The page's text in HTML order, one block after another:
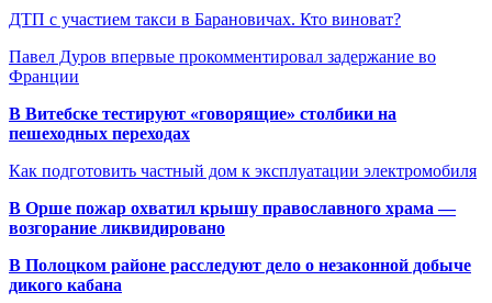
ДТП с участием такси в Барановичах. Кто виноват?
Павел Дуров впервые прокомментировал задержание во
Франции
В Витебске тестируют «говорящие» столбики на
пешеходных переходах
Как подготовить частный дом к эксплуатации электромобиля
В Орше пожар охватил крышу православного храма —
возгорание ликвидировано
В Полоцком районе расследуют дело о незаконной добыче
дикого кабана